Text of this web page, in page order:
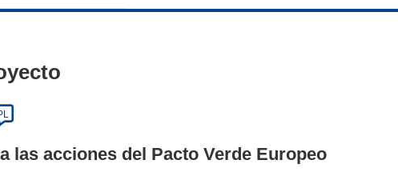
las acciones del Pacto Verde Europeo